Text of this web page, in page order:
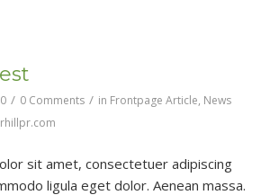
/ 0 Comments / in Frontpage Article, News
sit amet, consectetuer adipiscing
ligula eget dolor. Aenean massa.